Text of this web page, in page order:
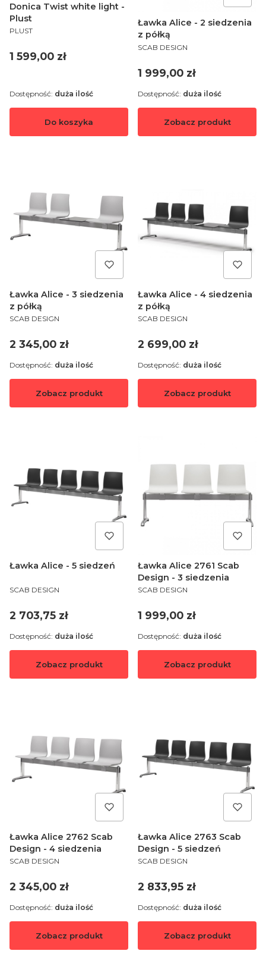
Donica Twist white light -
Plust
PRODUCENT
PLUST
Cena
1 599,00 zł
Do koszyka
Dostępność: duża ilość
Ławka Alice - 2 siedzenia
z półką
PRODUCENT
SCAB DESIGN
Cena
1 999,00 zł
Zobacz produkt
Dostępność: duża ilość
Ławka Alice - 3 siedzenia
z półką
PRODUCENT
SCAB DESIGN
Cena
2 345,00 zł
Zobacz produkt
Dostępność: duża ilość
Ławka Alice - 4 siedzenia
z półką
PRODUCENT
SCAB DESIGN
Cena
2 699,00 zł
Zobacz produkt
Dostępność: duża ilość
Ławka Alice - 5 siedzeń
PRODUCENT
SCAB DESIGN
Cena
2 703,75 zł
Zobacz produkt
Dostępność: duża ilość
Ławka Alice 2761 Scab
Design - 3 siedzenia
PRODUCENT
SCAB DESIGN
Cena
1 999,00 zł
Zobacz produkt
Dostępność: duża ilość
Ławka Alice 2762 Scab
Design - 4 siedzenia
PRODUCENT
SCAB DESIGN
Cena
2 345,00 zł
Zobacz produkt
Dostępność: duża ilość
Ławka Alice 2763 Scab
Design - 5 siedzeń
PRODUCENT
SCAB DESIGN
Cena
2 833,95 zł
Zobacz produkt
Dostępność: duża ilość